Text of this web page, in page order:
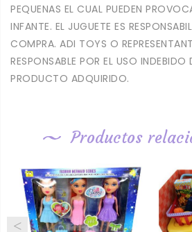
PEQUENAS EL CUAL PUEDEN
INFANTE. EL JUGUETE ES
COMPRA. ADI TOYS O
RESPONSABLE POR EL USO INDEBIDO
PRODUCTO ADQUIRIDO.
Productos